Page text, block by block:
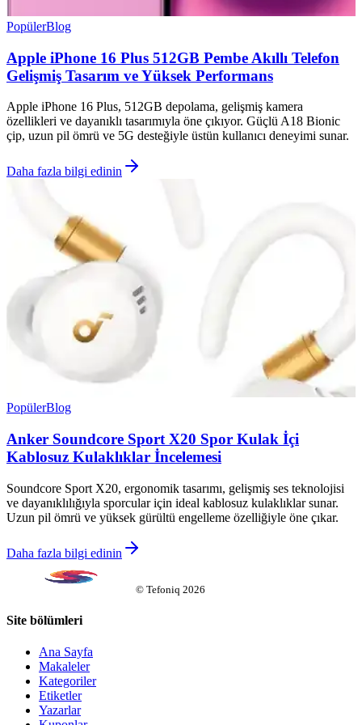
PopülerBlog
Apple iPhone 16 Plus 512GB Pembe Akıllı Telefon
Gelişmiş Tasarım ve Yüksek Performans
Apple iPhone 16 Plus, 512GB depolama, gelişmiş kamera
özellikleri ve dayanıklı tasarımıyla öne çıkıyor. Güçlü A18 Bionic
çip, uzun pil ömrü ve 5G desteğiyle üstün kullanıcı deneyimi sunar.
Daha fazla bilgi edinin
PopülerBlog
Anker Soundcore Sport X20 Spor Kulak İçi
Kablosuz Kulaklıklar İncelemesi
Soundcore Sport X20, ergonomik tasarımı, gelişmiş ses teknolojisi
ve dayanıklılığıyla sporcular için ideal kablosuz kulaklıklar sunar.
Uzun pil ömrü ve yüksek gürültü engelleme özelliğiyle öne çıkar.
Daha fazla bilgi edinin
© Tefoniq 2026
Site bölümleri
Ana Sayfa
Makaleler
Kategoriler
Etiketler
Yazarlar